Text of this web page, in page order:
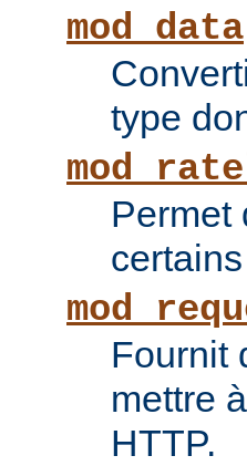
mod_data
type
Permet
Fournit
mettre
HTTP.